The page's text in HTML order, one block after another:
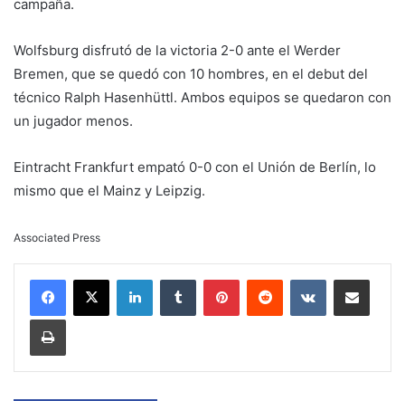
campaña.
Wolfsburg disfrutó de la victoria 2-0 ante el Werder
Bremen, que se quedó con 10 hombres, en el debut del
técnico Ralph Hasenhüttl. Ambos equipos se quedaron con
un jugador menos.
Eintracht Frankfurt empató 0-0 con el Unión de Berlín, lo
mismo que el Mainz y Leipzig.
Associated Press
LinkedInTumblr PinterestReddit VKontakteShare via Email
Print